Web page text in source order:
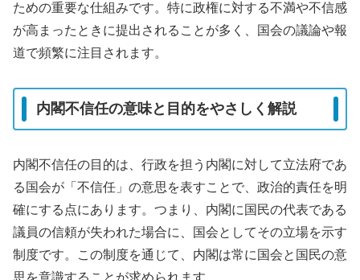
ための重要な仕組みです。特に政権に対する不満や不信感
が高まったときに提出されることが多く、国会の議論や報
道で頻繁に注目されます。
内閣不信任の意味と目的をやさしく解説
内閣不信任の目的は、行政を担う内閣に対して立法府であ
る国会が「不信任」の意思を表すことで、政治的責任を明
確にする点にあります。つまり、内閣に国民の代表である
議員の信頼が失われた場合に、国会としてその立場を示す
制度です。この制度を通じて、内閣は常に国会と国民の意
思を意識することが求められます。